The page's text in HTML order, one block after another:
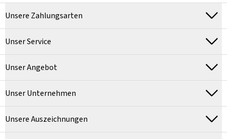
Unsere Zahlungsarten
Unser Service
Unser Angebot
Unser Unternehmen
Unsere Auszeichnungen